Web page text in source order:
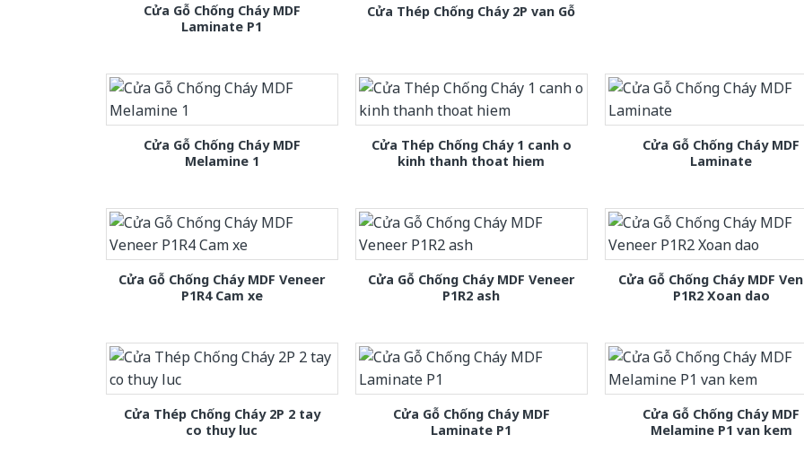
Cửa Gỗ Chống Cháy MDF
Laminate P1
Cửa Thép Chống Cháy 2P van Gỗ
Cửa Gỗ Chống Cháy MDF
Melamine 1
Cửa Thép Chống Cháy 1 canh o
kinh thanh thoat hiem
Cửa Gỗ Chống Cháy MDF
Laminate
Cửa Gỗ Chống Cháy MDF Veneer
P1R4 Cam xe
Cửa Gỗ Chống Cháy MDF Veneer
P1R2 ash
Cửa Gỗ Chống Cháy MDF
P1R2 Xoan dao
Cửa Thép Chống Cháy 2P 2 tay
co thuy luc
Cửa Gỗ Chống Cháy MDF
Laminate P1
Cửa Gỗ Chống Cháy MDF
Melamine P1 van kem